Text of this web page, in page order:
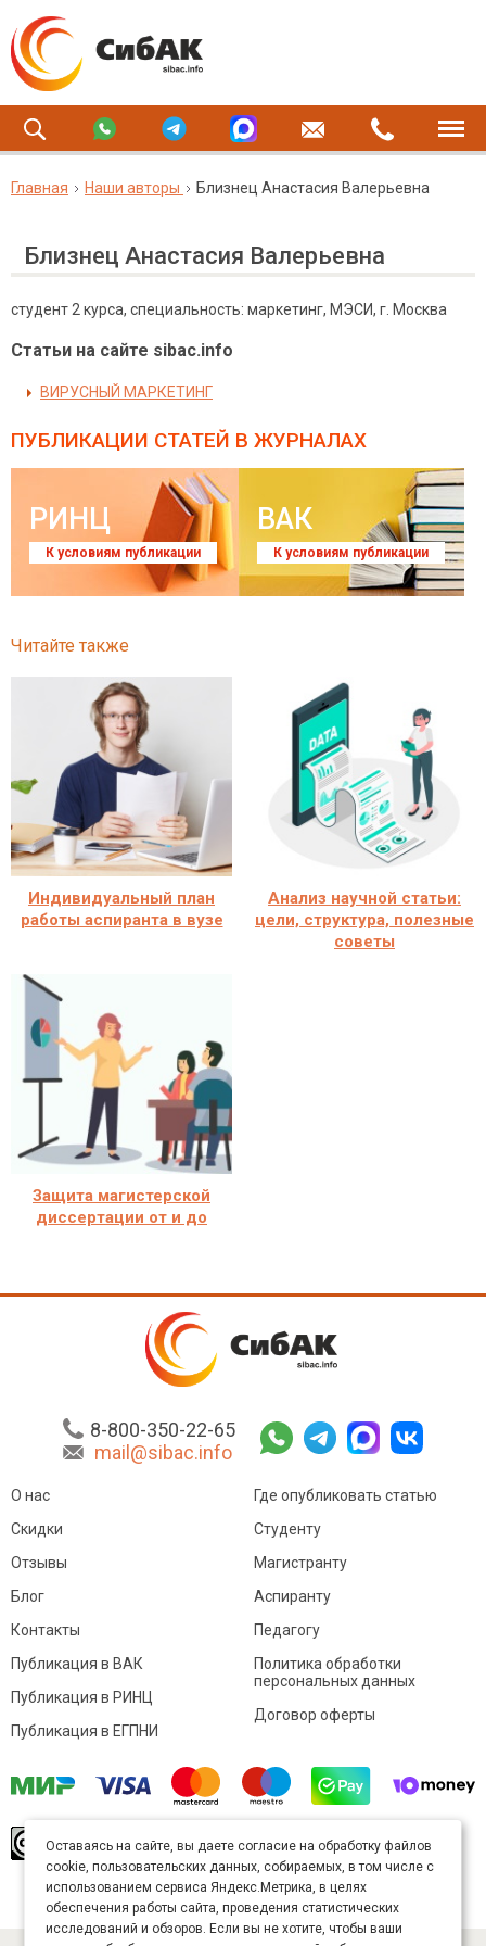
Главная Наши авторы Близнец Анастасия Валерьевна
Близнец Анастасия Валерьевна
студент 2 курса, специальность: маркетинг, МЭСИ, г. Москва
Статьи на сайте sibac.info
ВИРУСНЫЙ МАРКЕТИНГ
ПУБЛИКАЦИИ СТАТЕЙ В ЖУРНАЛАХ
РИНЦ
К условиям публикации
ВАК
К условиям публикации
Читайте также
Индивидуальный план
работы аспиранта в вузе
Анализ научной статьи:
цели, структура, полезные
советы
Защита магистерской
диссертации от и до
8-800-350-22-65
mail@sibac.info
О нас
Скидки
Отзывы
Блог
Контакты
Где опубликовать статью
Студенту
Магистранту
Аспиранту
Педагогу
Публикация в ВАК
Публикация в РИНЦ
Публикация в ЕГПНИ
Политика обработки
персональных данных
Договор оферты
произведение доступно полицензии Creative
Commons «Attribution» («Атрибуция») 4.0
Непортированная.
Карта сайта
Оставаясь на сайте, вы даете согласие на обработку файлов
cookie, пользовательских данных, собираемых, в том числе с
использованием сервиса Яндекс.Метрика, в целях
обеспечения работы сайта, проведения статистических
исследований и обзоров. Если вы не хотите, чтобы ваши